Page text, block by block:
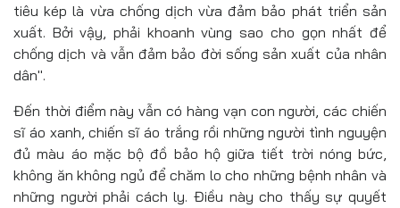
tiêu kép là vừa chống dịch vừa đảm bảo phát triển sản
xuất. Bởi vậy, phải khoanh vùng sao cho gọn nhất để
chống dịch và vẫn đảm bảo đời sống sản xuất của nhân
dân".
Đến thời điểm này vẫn có hàng vạn con người, các chiến
sĩ áo xanh, chiến sĩ áo trắng rồi những người tình nguyện
đủ màu áo mặc bộ đồ bảo hộ giữa tiết trời nóng bức,
không ăn không ngủ để chăm lo cho những bệnh nhân và
những người phải cách ly. Điều này cho thấy sự quyết